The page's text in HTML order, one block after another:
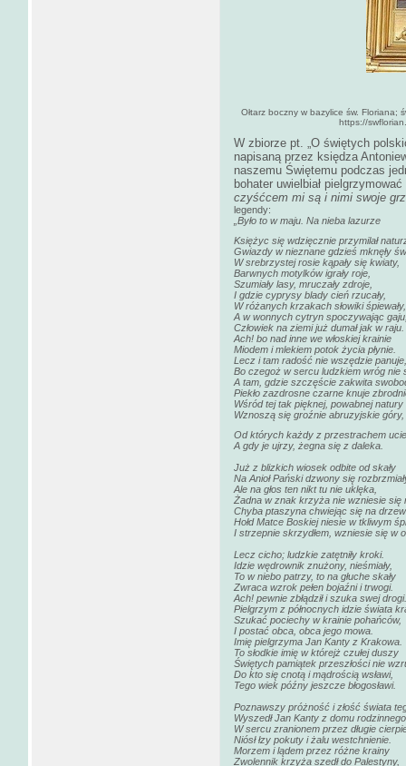
Ołtarz boczny w bazylice św.
https://
W zbiorze pt. „O świętych
napisaną przez księdza
naszemu Świętemu podczas
bohater uwielbiał
czyśćcem mi są i nimi swoje
legendy:
„Było to w maju. Na nieba lazurze
Księżyc się wdzięcznie przymilał
Gwiazdy w nieznane gdzieś mknęły
W srebrzystej rosie kąpały się kwiaty,
Barwnych motylków igrały roje,
Szumiały lasy, mruczały zdroje,
I gdzie cyprysy blady cień rzucały,
W różanych krzakach słowiki śpiewały,
A w wonnych cytryn spoczywając
Człowiek na ziemi już dumał jak w raju.
Ach! bo nad inne we włoskiej krainie
Miodem i mlekiem potok życia płynie.
Lecz i tam radość nie wszędzie panuje,
Bo czegoż w sercu ludzkiem wróg nie
A tam, gdzie szczęście zakwita
Piekło zazdrosne czarne knuje
Wśród tej tak pięknej, powabnej natury
Wznoszą się groźnie abruzyjskie góry,
Od których każdy z przestrachem
A gdy je ujrzy, żegna się z daleka.
Już z blizkich wiosek odbite od skały
Na Anioł Pański dzwony się
Ale na głos ten nikt tu nie uklęka,
Żadna w znak krzyża nie wzniesie się
Chyba ptaszyna chwiejąc się na
Hołd Matce Boskiej niesie w tkliwym
I strzepnie skrzydłem, wzniesie się w
Lecz cicho; ludzkie zatętniły kroki.
Idzie wędrownik znużony, nieśmiały,
To w niebo patrzy, to na głuche skały
Zwraca wzrok pełen bojaźni i trwogi.
Ach! pewnie zbłądził i szuka swej drogi.
Pielgrzym z północnych idzie świata
Szukać pociechy w krainie pohańców,
I postać obca, obca jego mowa.
Imię pielgrzyma Jan Kanty z Krakowa.
To słodkie imię w którejż czułej duszy
Świętych pamiątek przeszłości nie
Do kto się cnotą i mądrością wsławi,
Tego wiek późny jeszcze błogosławi.
Poznawszy próżność i złość świata
Wyszedł Jan Kanty z domu
W sercu zranionem przez długie
Niósł łzy pokuty i żalu westchnienie.
Morzem i lądem przez różne krainy
Zwolennik krzyża szedł do Palestyny,